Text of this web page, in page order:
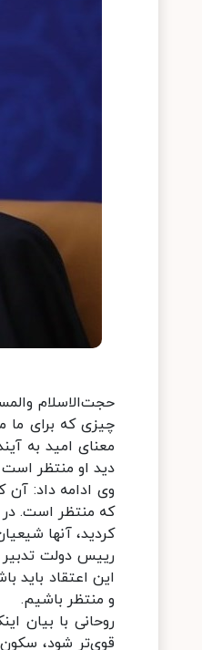
حجت‌الاسلام
چیزی که برای ما
معنای امید به
دید او منتظر
وی ادامه داد:
که منتظر است.
کردید، آنها
رییس دولت تدبیر
این اعتقاد
و منتظر باشیم.
روحانی با بیان
قوی‌تر شود،